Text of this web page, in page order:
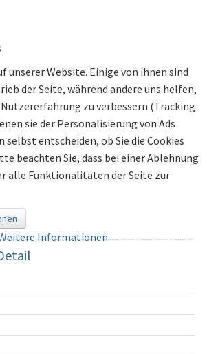
unserer Website. Einige von ihnen sind
der Seite, während andere uns helfen,
zu verbessern (Tracking
sie der Personalisierung von Ads
selbst entscheiden, ob Sie die Cookies
beachten Sie, dass bei einer Ablehnung
alle Funktionalitäten der Seite zur
Informationen